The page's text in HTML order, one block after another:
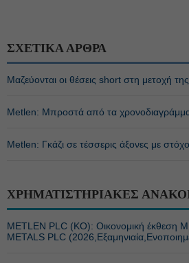
ΣΧΕΤΙΚΑ ΑΡΘΡΑ
Μαζεύονται οι θέσεις short στη μετοχή
Metlen: Μπροστά από τα
Metlen: Γκάζι σε τέσσερις άξονες με
ΧΡΗΜΑΤΙΣΤΗΡΙΑΚΕΣ
METLEN PLC (ΚΟ): Οικονομική έκθεση
METALS PLC